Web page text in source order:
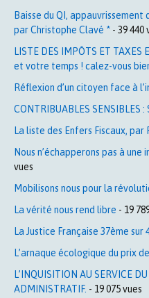
Baisse du QI,
par Christophe Clavé * - 39 440
LISTE DES IMPÔTS ET
et votre temps ! calez-vous
Réflexion d’un citoyen face à
CONTRIBUABLES SENSIBLES :
La liste des Enfers Fiscaux, par
Nous n’échapperons pas à
vues
Mobilisons nous pour la
La vérité nous rend libre - 19
La Justice Française 37ème sur
L’arnaque écologique du prix
L’INQUISITION AU SERVICE
ADMINISTRATIF. - 19 075 vues